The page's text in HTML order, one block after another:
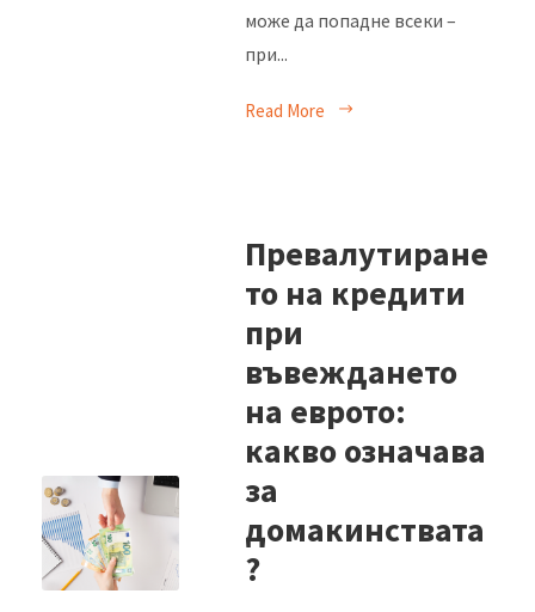
може да попадне всеки –
при...
Read More
Превалутиране
то на кредити
при
въвеждането
на еврото:
какво означава
за
домакинствата
?